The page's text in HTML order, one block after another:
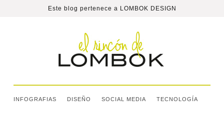
Este blog pertenece a LOMBOK DESIGN
INFOGRAFIAS DISEÑO SOCIAL MEDIA TECNOLOGÍA